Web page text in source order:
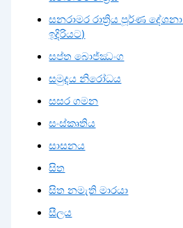
සනරාමර රාත්‍රිය පූර්ණ දේශනා
ඉදිරියට)
සප්ත බොජ්ඣංග
සමුදය නිරෝධය
සසර ගමන
සංස්කෘතිය
සාසනය
සිත
සිත නමැති මාරයා
සීලය